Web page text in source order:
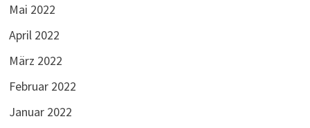
Mai 2022
April 2022
März 2022
Februar 2022
Januar 2022